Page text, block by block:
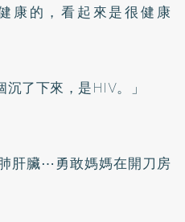
康的，看起來是很健康
沉了下來，是HIV。」
肝臟⋯勇敢媽媽在開刀房